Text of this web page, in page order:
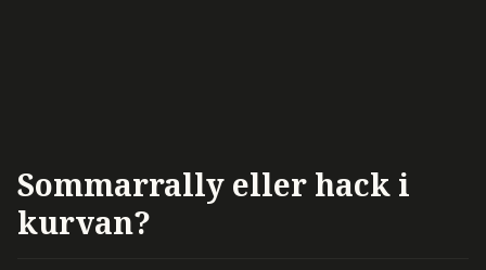
Sommarrally eller hack i
kurvan?